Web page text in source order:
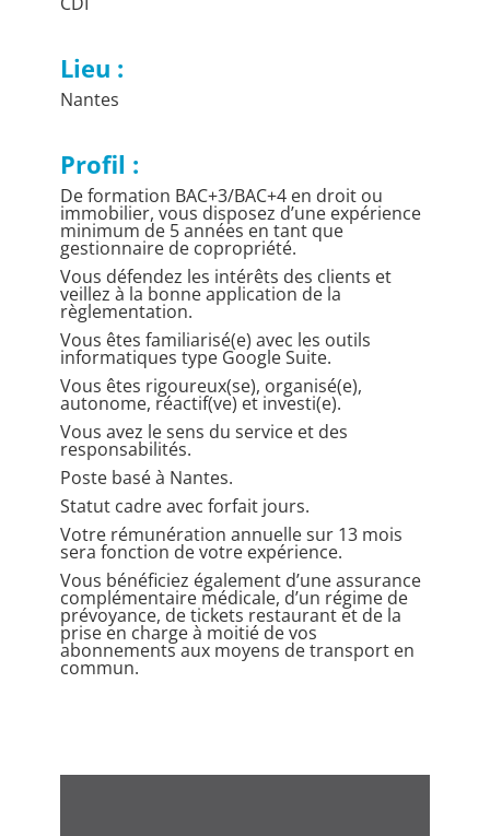
Lieu :
Nantes
Profil :
De formation BAC+3/BAC+4 en droit ou
immobilier, vous disposez d’une expérience
minimum de 5 années en tant que
gestionnaire de copropriété.
Vous défendez les intérêts des clients et
veillez à la bonne application de la
règlementation.
Vous êtes familiarisé(e) avec les outils
informatiques type Google Suite.
Vous êtes rigoureux(se), organisé(e),
autonome, réactif(ve) et investi(e).
Vous avez le sens du service et des
responsabilités.
Poste basé à Nantes.
Statut cadre avec forfait jours.
Votre rémunération annuelle sur 13 mois
sera fonction de votre expérience.
Vous bénéficiez également d’une assurance
complémentaire médicale, d’un régime de
prévoyance, de tickets restaurant et de la
prise en charge à moitié de vos
abonnements aux moyens de transport en
commun.